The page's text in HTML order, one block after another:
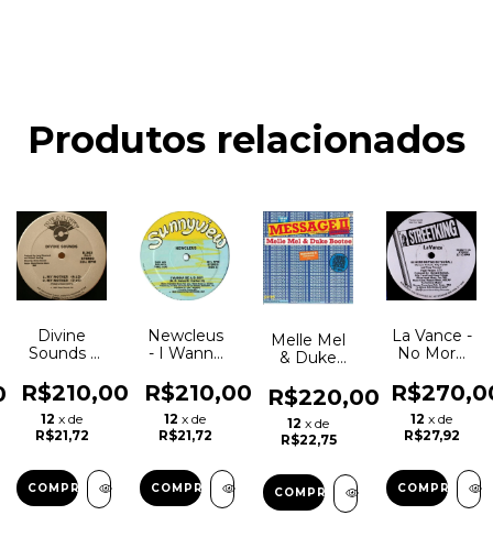
Produtos relacionados
Divine
Sounds -
Mother 12
Importado
Hip Hop
1986
R$210,00
12 x de
R$21,72
Newcleus
- I Wanna
Boy 1985
Electro
Break
R$210,00
12 x de
R$21,72
Melle Mel
& Duke
Message
II
(Survival)
1983
R$220,00
12 x de
R$22,75
La Vance -
No More
On The
Wall 12
Importado
1984
Hip Hop
12 x de
R$27,92